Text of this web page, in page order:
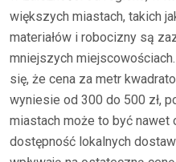
większych miastach, takich
materiałów i robocizny są
mniejszych
się, że cena za metr
wyniesie od 300 do 500 zł,
miastach może to być nawet
dostępność lokalnych